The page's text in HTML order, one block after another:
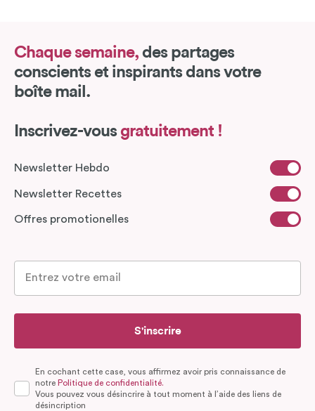
Chaque semaine, des partages
conscients et inspirants dans votre
boîte mail.
Inscrivez-vous gratuitement !
Newsletter Hebdo
Newsletter Recettes
Offres promotionelles
S'inscrire
En cochant cette case, vous affirmez avoir pris connaissance de
notre Politique de confidentialité.
Vous pouvez vous désincrire à tout moment à l’aide des liens de
désincription